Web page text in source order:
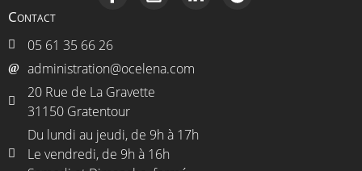
Contact
05 61 35 66 26
administration@ocelena.com
20 Rue de La Gravette
31150 Gratentour
Du lundi au jeudi, de 9h à 17h
Le vendredi, de 9h à 16h